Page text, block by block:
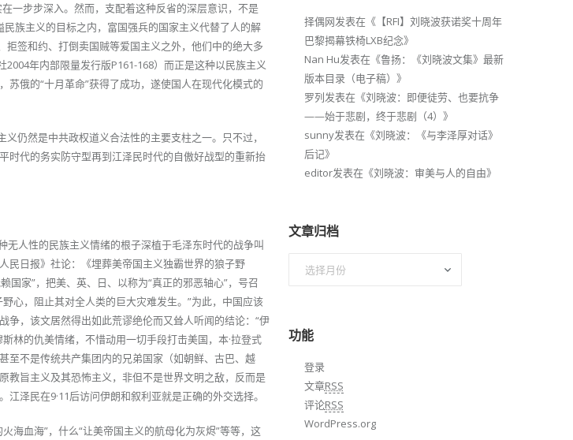
一步步深入。然而，支配着这种反省的深层意识，不是
族主义的目标之内，富国强兵的国家主义代替了人的解
签和约、打倒卖国贼等爱国主义之外，他们中的绝大多
年内部限量发行版P161-168）而正是这种以民族主义
俄的“十月革命”获得了成功，遂使国人在现代化模式的
仍然是中共政权道义合法性的主要支柱之一。只不过，
时代的务实防守型再到江泽民时代的自傲好战型的重新抬
无人性的民族主义情绪的根子深植于毛泽东时代的战争叫
民日报》社论：《埋葬美帝国主义独霸世界的狼子野
国家”，把美、英、日、以称为“真正的邪恶轴心”，号召
心，阻止其对全人类的巨大灾难发生。”为此，中国应该
，该文居然得出如此荒谬绝伦而又耸人听闻的结论：“伊
林的仇美情绪，不惜动用一切手段打击美国，本·拉登式
至不是传统共产集团内的兄弟国家（如朝鲜、古巴、越
教旨主义及其恐怖主义，非但不是世界文明之敌，反而是
泽民在9·11后访问伊朗和叙利亚就是正确的外交选择。
海血海”，什么“让美帝国主义的航母化为灰烬”等等，这
择偶网发表在《【RFI】刘晓波获诺奖十周年
巴黎揭幕铁椅LXB纪念》
Nan Hu发表在《鲁扬：《刘晓波文集》最新
版本目录（电子稿） 》
罗列发表在《刘晓波：即便徒劳、也要抗争
——始于悲剧，终于悲剧（4） 》
sunny发表在《刘晓波：《与李泽厚对话》
后记》
editor发表在《刘晓波：审美与人的自由》
文章归档
功能
登录
文章RSS
评论RSS
WordPress.org